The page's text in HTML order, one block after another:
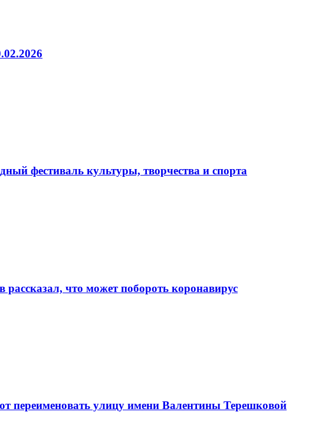
фестиваль культуры, творчества и спорта
рассказал, что может побороть коронавирус
переименовать улицу имени Валентины Терешковой